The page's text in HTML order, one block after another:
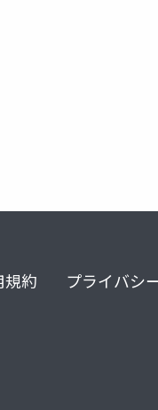
規約 プライバシ